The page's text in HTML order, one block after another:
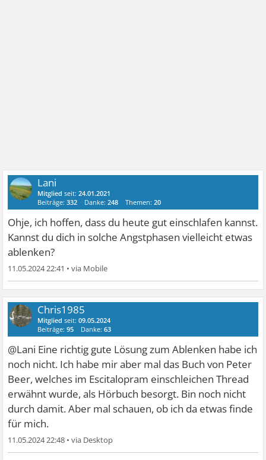
Lani
Mitglied seit:24.01.2021
Beiträge:332 Danke:248 Themen:20
Ohje, ich hoffen, dass du heute gut einschlafen kannst.
Kannst du dich in solche Angstphasen vielleicht etwas
ablenken?
11.05.2024 22:41 •
Chris1985
Mitglied seit:09.05.2024
Beiträge:95 Danke:63
@Lani Eine richtig gute Lösung zum Ablenken habe ich
noch nicht. Ich habe mir aber mal das Buch von Peter
Beer, welches im Escitalopram einschleichen Thread
erwähnt wurde, als Hörbuch besorgt. Bin noch nicht
durch damit. Aber mal schauen, ob ich da etwas finde
für mich.
11.05.2024 22:48 •